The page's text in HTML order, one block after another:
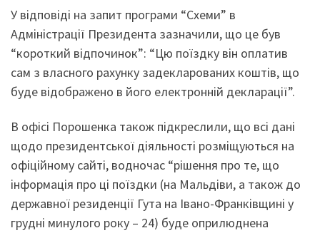
У відповіді на запит програми “Схеми” в
Адміністрації Президента зазначили, що це був
“короткий відпочинок”: “Цю поїздку він оплатив
сам з власного рахунку задекларованих коштів, що
буде відображено в його електронній декларації”.
В офісі Порошенка також підкреслили, що всі дані
щодо президентської діяльності розміщуються на
офіційному сайті, водночас “рішення про те, що
інформація про ці поїздки (на Мальдіви, а також до
державної резиденції Гута на Івано-Франківщині у
грудні минулого року – 24) буде оприлюднена